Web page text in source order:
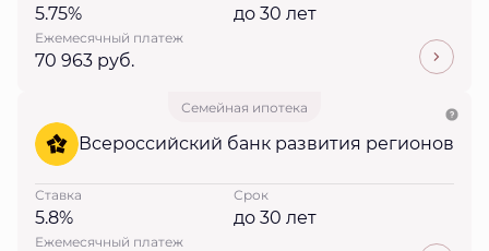
5.75% до 30 лет
Ежемесячный платеж
70 963 руб.
Семейная ипотека
Всероссийский банк развития регионов
Ставка
5.8%
Срок
до 30 лет
Ежемесячный платеж